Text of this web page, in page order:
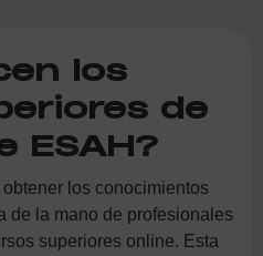
los
de
ESAH?
los conocimientos
de la mano de profesionales
superiores online. Esta